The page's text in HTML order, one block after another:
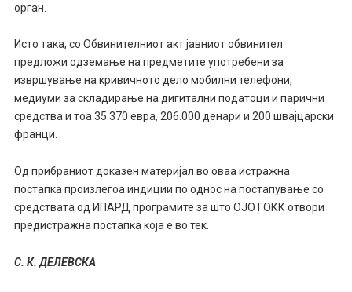
орган.
Исто така, со Обвинителниот акт јавниот обвинител
предложи одземање на предметите употребени за
извршување на кривичното дело мобилни телефони,
медиуми за складирање на дигитални податоци и парични
средства и тоа 35.370 евра, 206.000 денари и 200 швајцарски
франци.
Од прибраниот доказен материјал во оваа истражна
постапка произлегоа индиции по однос на постапување со
средствата од ИПАРД програмите за што ОЈО ГОКК отвори
предистражна постапка која е во тек.
С. К. ДЕЛЕВСКА